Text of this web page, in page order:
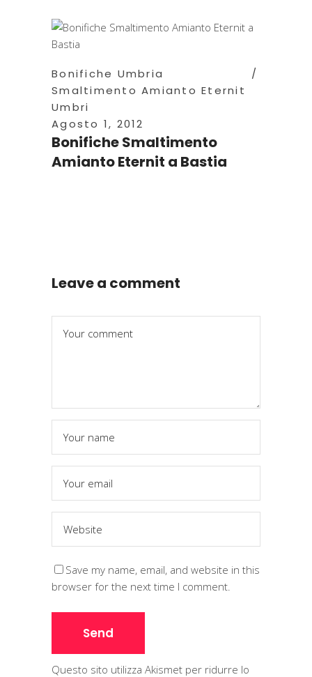
Bonifiche Umbria
Smaltimento Amianto Eternit
Umbri
Agosto 1, 2012
Bonifiche Smaltimento
Amianto Eternit a Bastia
Leave a comment
Save my name, email, and website in this
browser for the next time I comment.
Questo sito utilizza Akismet per ridurre lo